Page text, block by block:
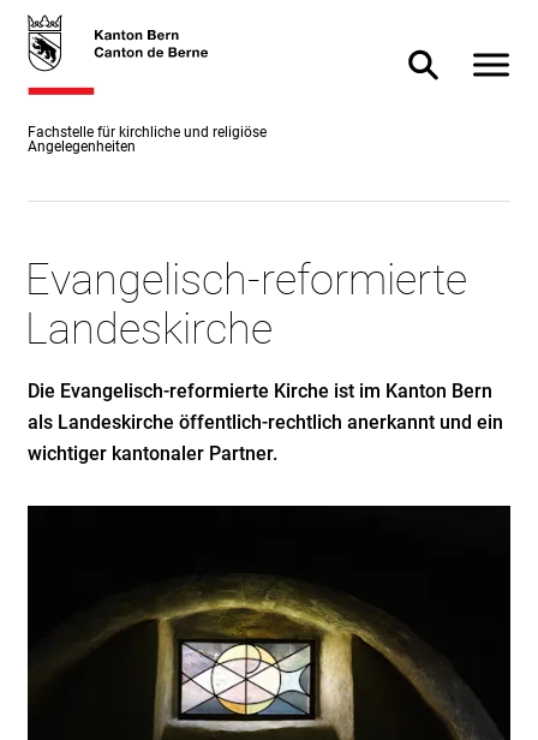
Direkt
zum
Inhalt
skiplink.toNavigation
skiplink.toStartPage
Direkt
Suche
Fachstelle für kirchliche und religiöse
Angelegenheiten
Suche ein-
Evangelisch-reformierte
Landeskirche
Die Evangelisch-reformierte Kirche ist im Kanton Bern
als Landeskirche öffentlich-rechtlich anerkannt und ein
wichtiger kantonaler Partner.